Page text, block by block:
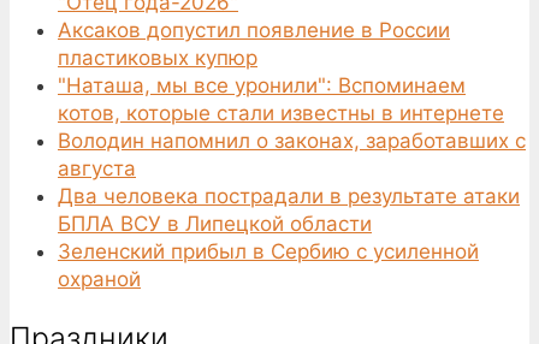
Аксаков допустил появление в России
пластиковых купюр
"Наташа, мы все уронили": Вспоминаем
котов, которые стали известны в интернете
Володин напомнил о законах, заработавших с
августа
Два человека пострадали в результате атаки
БПЛА ВСУ в Липецкой области
Зеленский прибыл в Сербию с усиленной
охраной